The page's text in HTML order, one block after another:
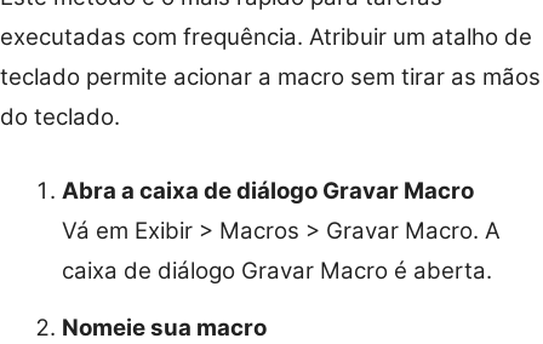
executadas com frequência. Atribuir um atalho de
teclado permite acionar a macro sem tirar as mãos
do teclado.
Abra a caixa de diálogo Gravar Macro
Vá em Exibir > Macros > Gravar Macro. A
caixa de diálogo Gravar Macro é aberta.
Nomeie sua macro